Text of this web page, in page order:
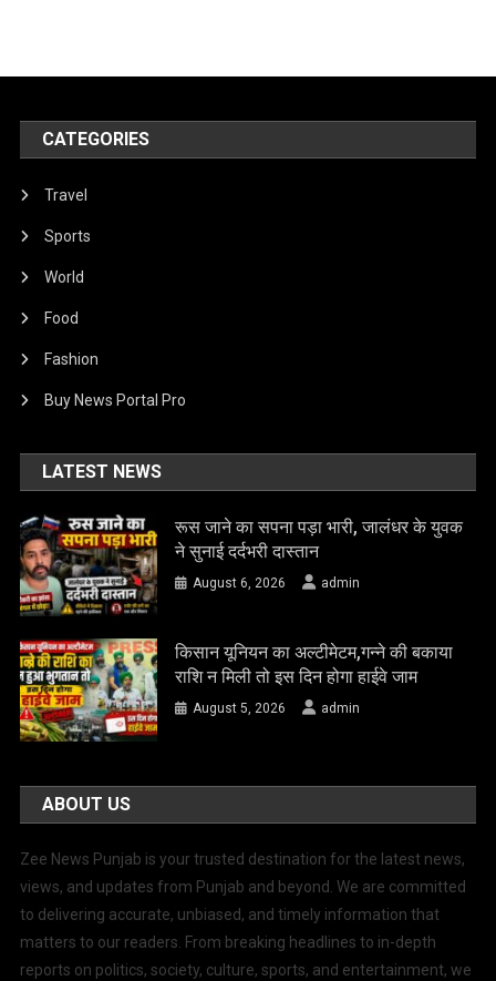
CATEGORIES
Travel
Sports
World
Food
Fashion
Buy News Portal Pro
LATEST NEWS
रूस जाने का सपना पड़ा भारी, जालंधर के युवक
ने सुनाई दर्दभरी दास्तान
August 6, 2026 admin
किसान यूनियन का अल्टीमेटम,गन्ने की बकाया
राशि न मिली तो इस दिन होगा हाईवे जाम
August 5, 2026 admin
ABOUT US
Zee News Punjab is your trusted destination for the latest news,
views, and updates from Punjab and beyond. We are committed
to delivering accurate, unbiased, and timely information that
matters to our readers. From breaking headlines to in-depth
reports on politics, society, culture, sports, and entertainment, we